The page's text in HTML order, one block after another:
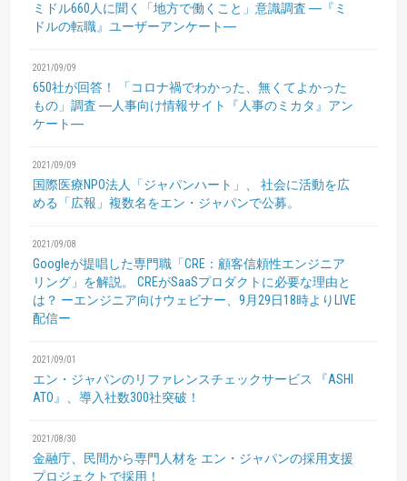
ミドル660人に聞く「地方で働くこと」意識調査 ―『ミ
ドルの転職』ユーザーアンケート―
2021/09/09
650社が回答！
「コロナ禍でわかった、無くてよかった
もの」調査 ―人事向け情報サイト『人事のミカタ』アン
ケート―
2021/09/09
国際医療NPO法人「ジャパンハート」、
社会に活動を広
める「広報」複数名をエン・ジャパンで公募。
2021/09/08
Googleが提唱した専門職「CRE：顧客信頼性エンジニア
リング」を解説。
CREがSaaSプロダクトに必要な理由と
は？ ーエンジニア向けウェビナー、9月29日18時よりLIVE
配信ー
2021/09/01
エン・ジャパンのリファレンスチェックサービス
『ASHI
ATO』、導入社数300社突破！
2021/08/30
金融庁、民間から専門人材を エン・ジャパンの採用支援
プロジェクトで採用！